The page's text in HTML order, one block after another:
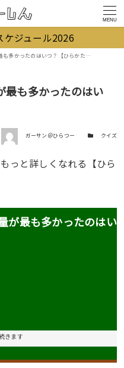
MENU
ケジュール2026
かったのはいつ？【ひらかたクイズ】
最も多かったのはい
著者 ガーサン＠ひらつー カテゴリー
クイズ
っと詳しくなれる【ひら
が最も多かったのはい
きます